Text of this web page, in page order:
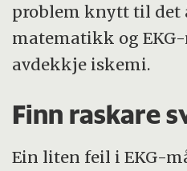
problem knytt til det
matematikk og
avdekkje iskemi.
Finn raskare
Ein liten feil i EKG-